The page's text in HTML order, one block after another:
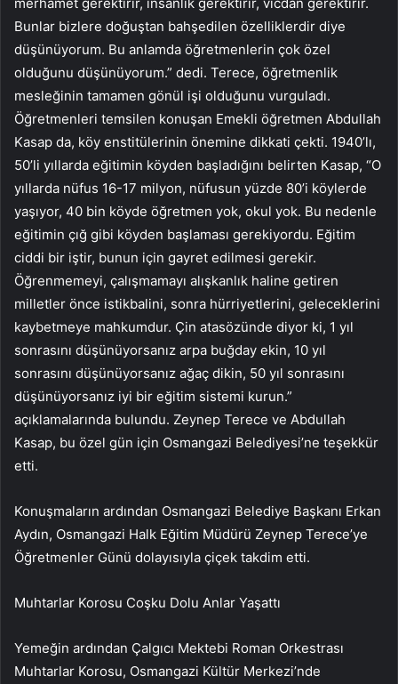
Bunlar bizlere doğuştan bahşedilen özelliklerdir diye
düşünüyorum. Bu anlamda öğretmenlerin çok özel
olduğunu düşünüyorum.” dedi. Terece, öğretmenlik
mesleğinin tamamen gönül işi olduğunu vurguladı.
Öğretmenleri temsilen konuşan Emekli öğretmen Abdullah
Kasap da, köy enstitülerinin önemine dikkati çekti. 1940’lı,
50’li yıllarda eğitimin köyden başladığını belirten Kasap, “O
yıllarda nüfus 16-17 milyon, nüfusun yüzde 80’i köylerde
yaşıyor, 40 bin köyde öğretmen yok, okul yok. Bu nedenle
eğitimin çığ gibi köyden başlaması gerekiyordu. Eğitim
ciddi bir iştir, bunun için gayret edilmesi gerekir.
Öğrenmemeyi, çalışmamayı alışkanlık haline getiren
milletler önce istikbalini, sonra hürriyetlerini, geleceklerini
kaybetmeye mahkumdur. Çin atasözünde diyor ki, 1 yıl
sonrasını düşünüyorsanız arpa buğday ekin, 10 yıl
sonrasını düşünüyorsanız ağaç dikin, 50 yıl sonrasını
düşünüyorsanız iyi bir eğitim sistemi kurun.”
açıklamalarında bulundu. Zeynep Terece ve Abdullah
Kasap, bu özel gün için Osmangazi Belediyesi’ne teşekkür
etti.
Konuşmaların ardından Osmangazi Belediye Başkanı Erkan
Aydın, Osmangazi Halk Eğitim Müdürü Zeynep Terece’ye
Öğretmenler Günü dolayısıyla çiçek takdim etti.
Muhtarlar Korosu Coşku Dolu Anlar Yaşattı
Yemeğin ardından Çalgıcı Mektebi Roman Orkestrası
Muhtarlar Korosu, Osmangazi Kültür Merkezi’nde